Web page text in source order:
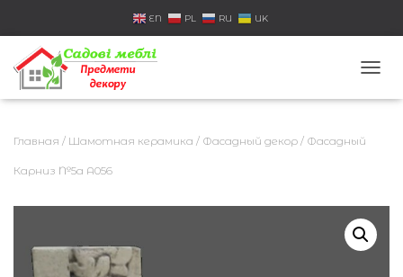
EN PL RU UK
Е
Ь
Главная / Шамотная керамика / Фасадный декор / Фасадный
Карниз №5а A056